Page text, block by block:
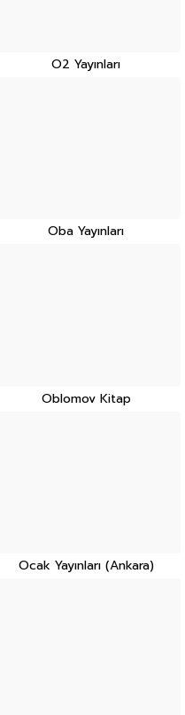
O2 Yayınları
Oba Yayınları
Oblomov Kitap
Ocak Yayınları (Ankara)